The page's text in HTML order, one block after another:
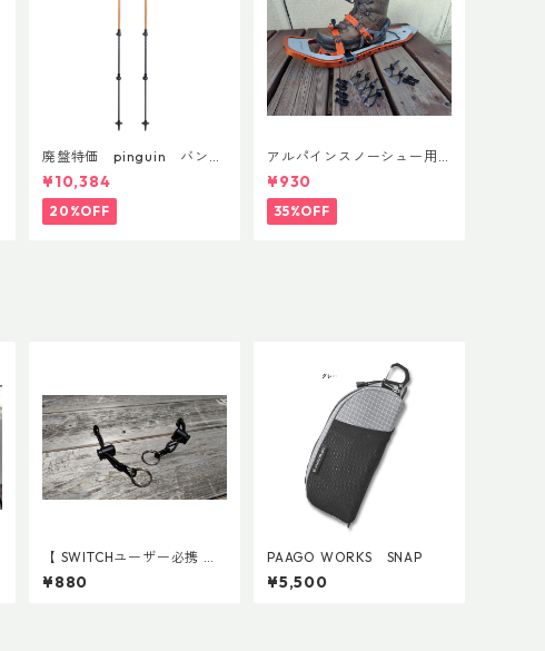
廃盤特価 pinguin バンブ
ーFLフォーム(ペア)
¥10,384
20%OFF
アルパインスノーシュー用
ストラップキャッチ(ペア)
¥930
35%OFF
【 SWITCHユーザー必携 】
スイッチ用アタッチメント
(ペア)
¥880
PAAGO WORKS SNAP
¥5,500